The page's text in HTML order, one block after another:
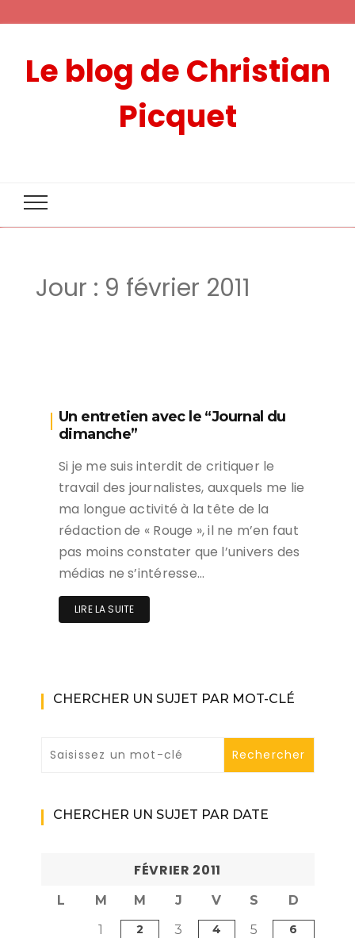
Le blog de Christian
Picquet
Jour : 9 février 2011
Un entretien avec le “Journal du
dimanche”
Si je me suis interdit de critiquer le
travail des journalistes, auxquels me lie
ma longue activité à la tête de la
rédaction de « Rouge », il ne m’en faut
pas moins constater que l’univers des
médias ne s’intéresse…
LIRE LA SUITE
CHERCHER UN SUJET PAR MOT-CLÉ
CHERCHER UN SUJET PAR DATE
FÉVRIER 2011
L M M J V S
D
1
2 3 4 5 6